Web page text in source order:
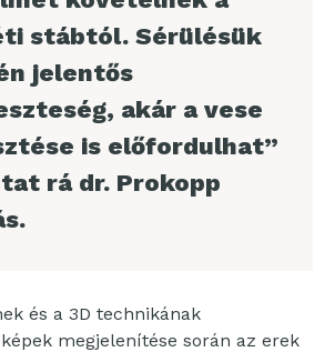
stábtól. Sérülésük
jelentős
akár a vese
is előfordulhat”
rá dr. Prokopp
és a 3D technikának
megjelenítése során az erek